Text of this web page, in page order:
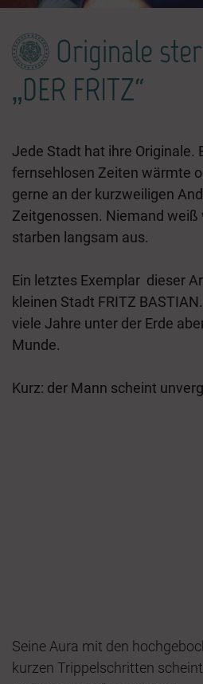
Originale
„DER FRITZ“
Jede Stadt hat ihre Originale.
fernsehlosen Zeiten wärmte
gerne an der kurzweiligen
Zeitgenossen. Niemand weiß
starben langsam aus.
Ein letztes Exemplar dieser
kleinen Stadt FRITZ
viele Jahre unter der Erde
Munde.
Kurz: der Mann scheint
Seine Aura mit den
kurzen Trippelschritten